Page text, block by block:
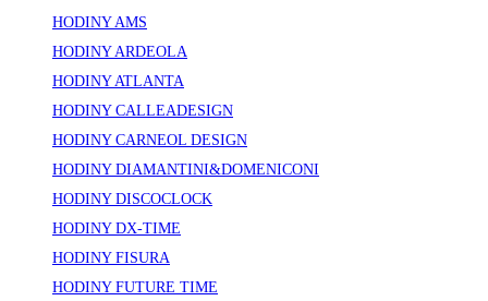
HODINY AMS
HODINY ARDEOLA
HODINY ATLANTA
HODINY CALLEADESIGN
HODINY CARNEOL DESIGN
HODINY DIAMANTINI&DOMENICONI
HODINY DISCOCLOCK
HODINY DX-TIME
HODINY FISURA
HODINY FUTURE TIME